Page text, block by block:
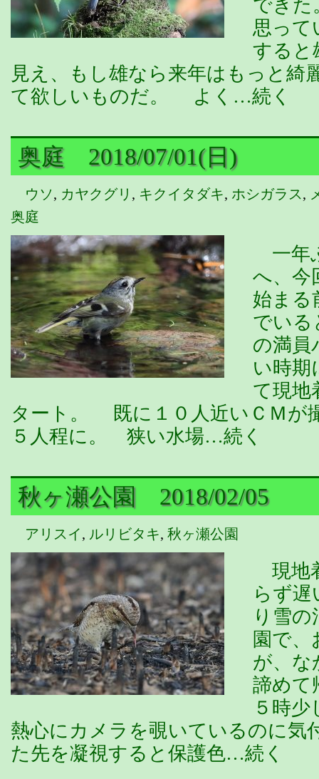
でき
思って
すると
見え、もし雄なら来年はもっと綺
て欲しいものだ。 よく…続く
奥庭 2018/07/01(日)
ウソ, カヤクグリ , キクイタダキ, ホシガラス,
奥庭
一年
へ、今
始まる
でいる
の満員
い時
て現地
タート。 既に１０人近いＣＭが
５人程に。 狭い水場…続く
秋ヶ瀬公園 2018/02/05
アリスイ, ルリビタキ, 秋ヶ瀬公園
現地
らず
り雪
園で、
が、
諦めて
５時
熱心にカメラを覗いているのに気
た先を凝視すると保護色…続く